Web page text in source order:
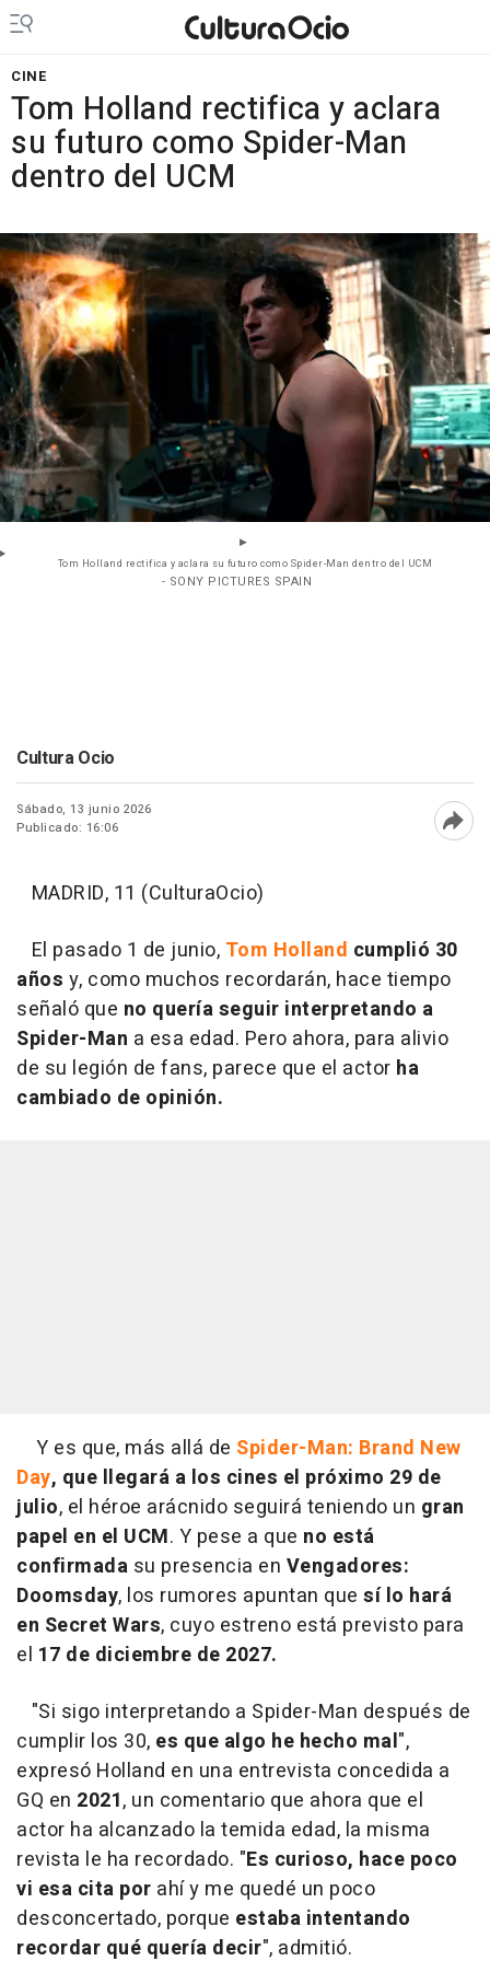
CINE
Tom Holland rectifica y aclara
su futuro como Spider-Man
dentro del UCM
Tom Holland rectifica y aclara su futuro como Spider-Man dentro del UCM
- SONY PICTURES SPAIN
Cultura Ocio
Sábado, 13 junio 2026
Publicado: 16:06
MADRID, 11 (CulturaOcio)
El pasado 1 de junio, Tom Holland cumplió 30
años y, como muchos recordarán, hace tiempo
señaló que no quería seguir interpretando a
Spider-Man a esa edad. Pero ahora, para alivio
de su legión de fans, parece que el actor ha
cambiado de opinión.
Y es que, más allá de Spider-Man: Brand New
Day, que llegará a los cines el próximo 29 de
julio, el héroe arácnido seguirá teniendo un gran
papel en el UCM. Y pese a que no está
confirmada su presencia en Vengadores:
Doomsday, los rumores apuntan que sí lo hará
en Secret Wars, cuyo estreno está previsto para
el 17 de diciembre de 2027.
"Si sigo interpretando a Spider-Man después de
cumplir los 30, es que algo he hecho mal",
expresó Holland en una entrevista concedida a
GQ en 2021, un comentario que ahora que el
actor ha alcanzado la temida edad, la misma
revista le ha recordado. "Es curioso, hace poco
vi esa cita por ahí y me quedé un poco
desconcertado, porque estaba intentando
recordar qué quería decir", admitió.